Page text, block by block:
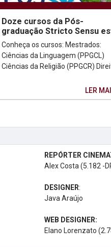
Doze cursos da Pós-
graduação Stricto Sensu
com inscrições abertas
Conheça os cursos: Mestrados:
Ciências da Linguagem (PPGCL)
Ciências da Religião (PPGCR) Direito
LER
REPÓRTER
Alex Costa (5.182 -
DESIGNER:
Java Araújo
WEB DESIGNER:
Elano Lorenzato